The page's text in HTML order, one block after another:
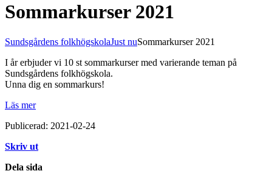
Sommarkurser 2021
Sundsgårdens folkhögskolaJust nuSommarkurser 2021
I år erbjuder vi 10 st sommarkurser med varierande teman på
Sundsgårdens folkhögskola.
Unna dig en sommarkurs!
Läs mer
Publicerad: 2021-02-24
Skriv ut
Dela sida